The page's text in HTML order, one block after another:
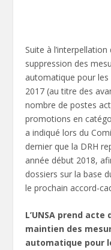
Suite à l’interpellation
suppression des
automatique pour
2017 (au titre des
nombre de postes
promotions en
a indiqué lors du
dernier que la DRH
année début 2018,
dossiers sur la base
le prochain accord-
L’UNSA prend
maintien des
automatique pour